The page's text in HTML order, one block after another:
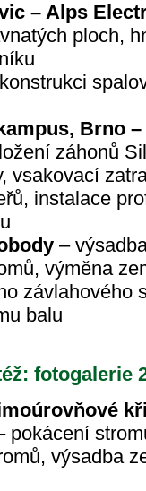
– Alps
ploch,
Brno
záhonů
vsakovací
instalace
–
výměna
závlahového
balu
fotogalerie
pokácení
výsadba